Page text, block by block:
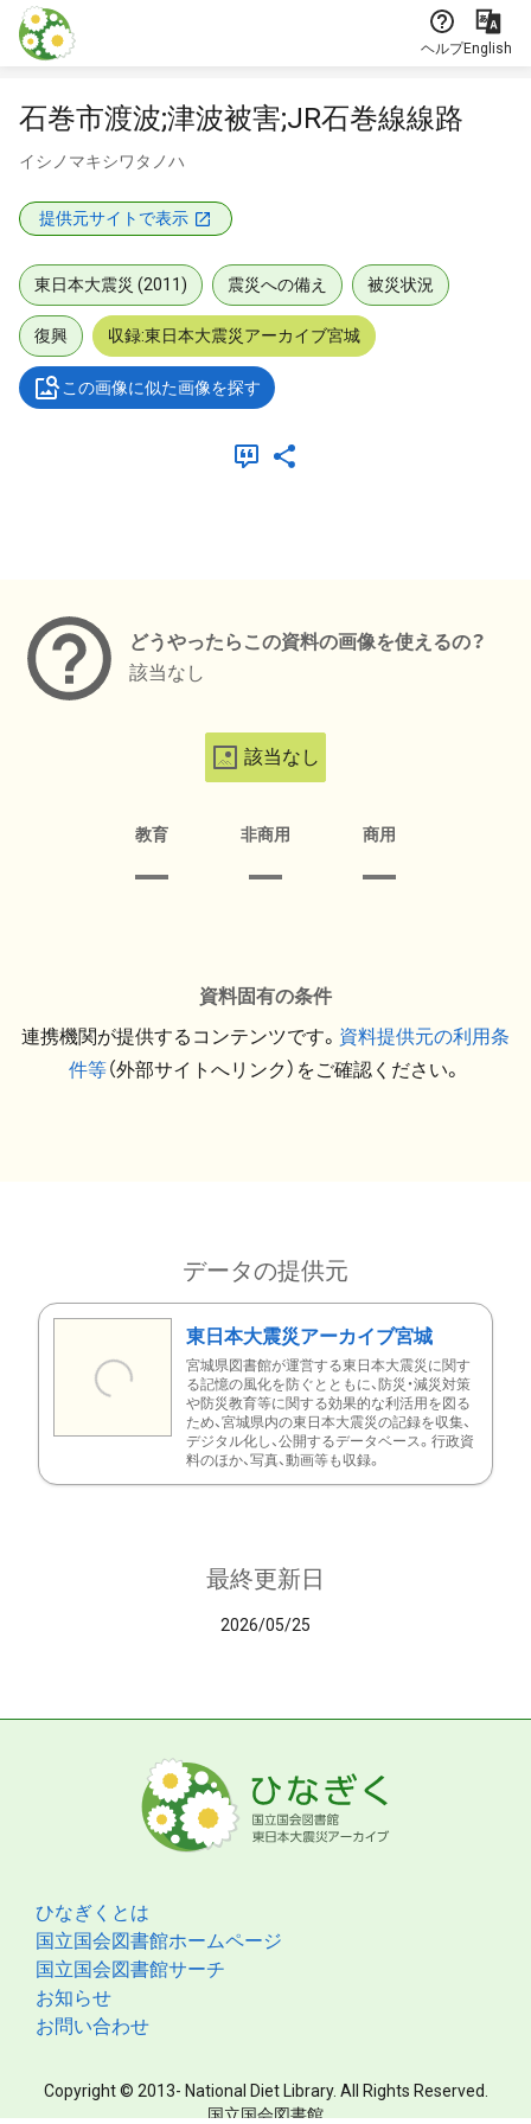
本文に飛ぶ
ヘルプEnglish
石巻市渡波;津波被害;JR石巻線線路
イシノマキシワタノハ
提供元サイトで表示
東日本大震災 (2011) 震災への備え 被災状況
復興 収録:東日本大震災アーカイブ宮城
この画像に似た画像を探す
どうやったらこの資料の画像を使えるの？
該当なし
該当なし
教育 非商用 商用
資料固有の条件
連携機関が提供するコンテンツです。 資料提供元の利用条
件等（外部サイトへリンク）をご確認ください。
データの提供元
東日本大震災アーカイブ宮城
宮城県図書館が運営する東日本大震災に関す
る記憶の風化を防ぐとともに、防災・減災対策
や防災教育等に関する効果的な利活用を図る
ため、宮城県内の東日本大震災の記録を収集、
デジタル化し、公開するデータベース。行政資
料のほか、写真、動画等も収録。
最終更新日
2026/05/25
ひなぎくとは
国立国会図書館ホームページ
国立国会図書館サーチ
お知らせ
お問い合わせ
Copyright © 2013- National Diet Library. All Rights Reserved.